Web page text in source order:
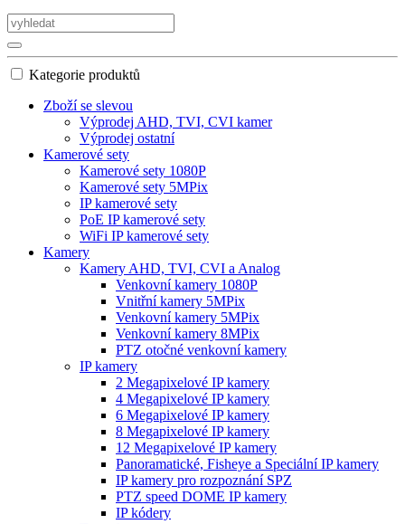
Kategorie produktů
Zboží se slevou
Výprodej AHD, TVI, CVI kamer
Výprodej ostatní
Kamerové sety
Kamerové sety 1080P
Kamerové sety 5MPix
IP kamerové sety
PoE IP kamerové sety
WiFi IP kamerové sety
Kamery
Kamery AHD, TVI, CVI a Analog
Venkovní kamery 1080P
Vnitřní kamery 5MPix
Venkovní kamery 5MPix
Venkovní kamery 8MPix
PTZ otočné venkovní kamery
IP kamery
2 Megapixelové IP kamery
4 Megapixelové IP kamery
6 Megapixelové IP kamery
8 Megapixelové IP kamery
12 Megapixelové IP kamery
Panoramatické, Fisheye a Speciální IP kamery
IP kamery pro rozpoznání SPZ
PTZ speed DOME IP kamery
IP kódery